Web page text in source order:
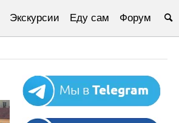
Экскурсии Еду сам Форум